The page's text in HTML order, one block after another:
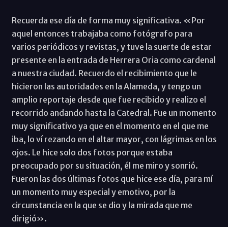
Recuerda ese día de forma muy significativa. «Por
aquel entonces trabajaba como fotógrafo para
varios periódicos y revistas, y tuve la suerte de estar
presente en la entrada de Herrera Oria como cardenal
a nuestra ciudad. Recuerdo el recibimiento que le
hicieron las autoridades en la Alameda, y tengo un
amplio reportaje desde que fue recibido y realizo el
recorrido andando hasta la Catedral. Fue un momento
muy significativo ya que en el momento en el que me
iba, lo ví rezando en el altar mayor, con lágrimas en los
ojos. Le hice solo dos fotos porque estaba
preocupado por su situación, él me miro y sonrió.
Fueron las dos últimas fotos que hice ese día, para mí
un momento muy especial y emotivo, por la
circunstancia en la que se dio y la mirada que me
dirigió».